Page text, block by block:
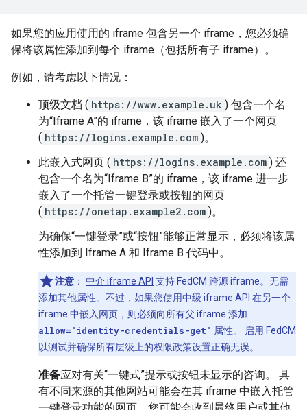
如果您的应用使用的 iframe 包含另一个 iframe，您必须确
保将该属性添加到每个 iframe（包括所有子 iframe）。
例如，请考虑以下情况：
顶级文档 ( https://www.example.uk ) 包含一个名
为“Iframe A”的 iframe，该 iframe 嵌入了一个网页
( https://logins.example.com )。
此嵌入式网页 ( https://logins.example.com ) 还
包含一个名为“Iframe B”的 iframe，该 iframe 进一步
嵌入了一个托管一键登录或按钮的网页
( https://onetap.example2.com )。
为确保“一键登录”或“按钮”能够正常显示，必须将该属
性添加到 Iframe A 和 Iframe B 代码中。
注意 ： 中介 iframe API 支持 FedCM 跨源 iframe。无需
添加其他属性。不过，如果您使用中级 iframe API 在另一个
iframe 中嵌入网页，则必须向所有父 iframe 添加
allow="identity-credentials-get" 属性。
启用 FedCM
以测试并确保所有层级上的权限政策设置正确无误。
准备应对有关“一键式”提示或按钮未显示的咨询。 具
有不同来源的其他网站可能会在其 iframe 中嵌入托管